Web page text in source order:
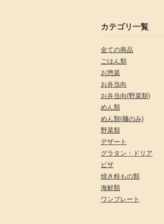
カテゴリ一覧
全ての商品
ごはん類
お惣菜
お弁当向
お弁当向(野菜類)
めん類
めん類(麺のみ)
野菜類
デザート
グラタン・ドリア
ピザ
焼き粉もの類
海鮮類
ワンプレート